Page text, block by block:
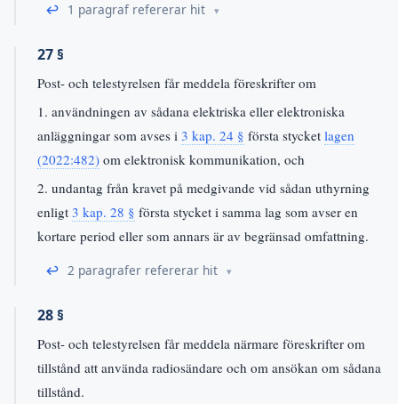
↩ 1 paragraf refererar hit
27 §
Post- och telestyrelsen får meddela föreskrifter om
1. användningen av sådana elektriska eller elektroniska
anläggningar som avses i 3 kap. 24 § första stycket lagen
(2022:482) om elektronisk kommunikation, och
2. undantag från kravet på medgivande vid sådan uthyrning
enligt 3 kap. 28 § första stycket i samma lag som avser en
kortare period eller som annars är av begränsad omfattning.
↩ 2 paragrafer refererar hit
28 §
Post- och telestyrelsen får meddela närmare föreskrifter om
tillstånd att använda radiosändare och om ansökan om sådana
tillstånd.